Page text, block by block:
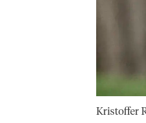
Kristoffer